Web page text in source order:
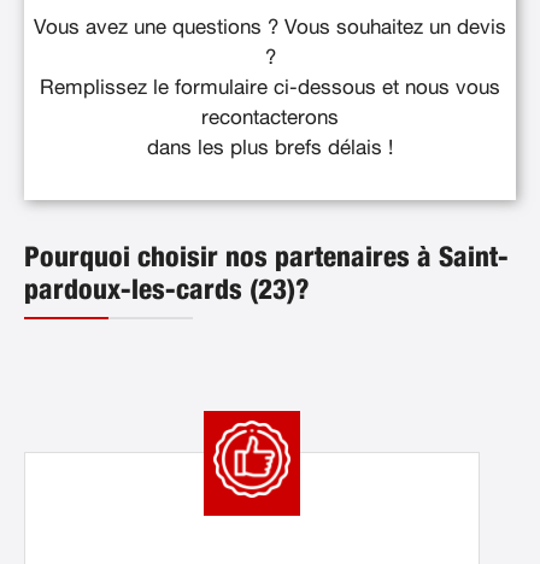
Vous avez une questions ? Vous souhaitez un devis
?
Remplissez le formulaire ci-dessous et nous vous
recontacterons
dans les plus brefs délais !
Pourquoi choisir nos partenaires à Saint-
pardoux-les-cards (23)?